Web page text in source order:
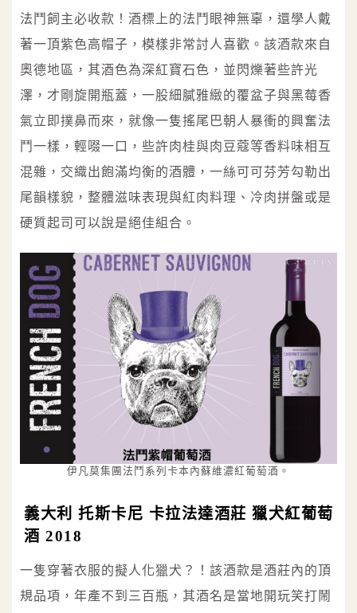
法鬥飼主必收款！酒標上的法鬥眼神無辜，還學人戴
著一頂紫色高帽子，模樣非常討人喜歡。該酒款來自
奧德地區，其酒色為深紅寶石色，並閃爍著些許光
澤，才剛旋開瓶蓋，一股細膩雅緻的覆盆子與黑莓香
氣立即撲鼻而來，就像一隻搖尾巴朝人暴衝的興奮法
鬥一樣，輕啜一口，些許肉桂與肉豆蔻等香料味相互
混雜，交織出飽滿均衡的酒體，一絲可可芬芳勾勒出
尾韻樣貌，整體滋味表現與紅肉料理、冷肉拼盤或是
硬質起司可以說是絕佳組合。
伊凡莫集團法鬥系列卡本內蘇維濃紅葡萄酒。
義大利 托斯卡尼 卡拉法達酒莊 獵犬紅葡萄
酒 2018
一隻穿著衣服的擬人化獵犬？！該酒款是酒莊內的頂
規品項，年產不到三百瓶，其酒名是當地開玩笑打鬧